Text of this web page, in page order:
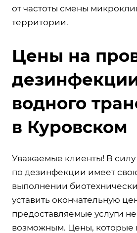
от частоты смены
территории.
Цены на
водного
в Куровском
Уважаемые клиенты! В силу
по дезинфекции имеет
выполнении
уставить окончательную
предоставляемые услуги
возможным. Цены, которые